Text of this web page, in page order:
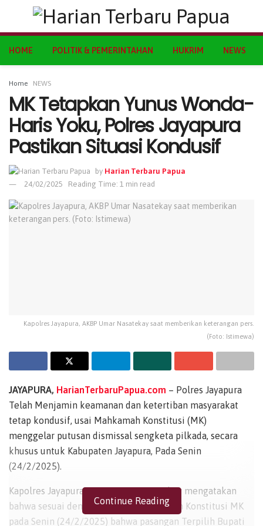
HOME POLITIK & PEMERINTAHAN HUKRIM NEWS
Home NEWS
MK Tetapkan Yunus Wonda-
Haris Yoku, Polres Jayapura
Pastikan Situasi Kondusif
by Harian Terbaru Papua
24/02/2025
Reading Time: 1 min read
Kapolres Jayapura, AKBP Umar Nasatekay saat memberikan keterangan pers.
(Foto: Istimewa)
JAYAPURA, HarianTerbaruPapua.com – Polres Jayapura
Telah Menjamin keamanan dan ketertiban masyarakat
tetap kondusif, usai Mahkamah Konstitusi (MK)
menggelar putusan dismissal sengketa pilkada, secara
khusus untuk Kabupaten Jayapura, Pada Senin
(24/2/2025).
Kapolres Jayapura, AKBP Umar Nasatekay mengatakan
bahwa sesuai dengan Putusan Mahkamah Konstitusi MK
pada Senin (24/2/2025) bahwa pasangan Terpilih Bupati
Continue Reading